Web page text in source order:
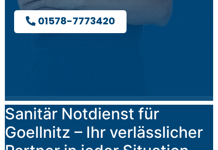
01578-7773420
Sanitär Notdienst für
Goellnitz – Ihr verlässlicher